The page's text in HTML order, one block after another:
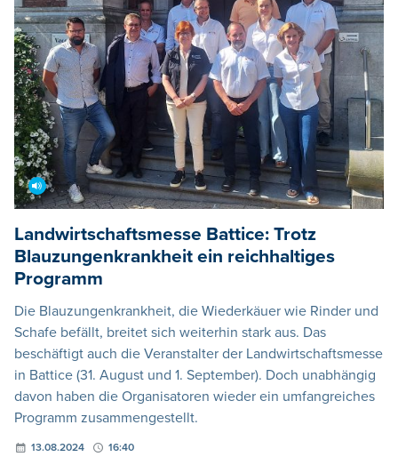
Landwirtschaftsmesse Battice: Trotz
Blauzungenkrankheit ein reichhaltiges
Programm
Die Blauzungenkrankheit, die Wiederkäuer wie Rinder und
Schafe befällt, breitet sich weiterhin stark aus. Das
beschäftigt auch die Veranstalter der Landwirtschaftsmesse
in Battice (31. August und 1. September). Doch unabhängig
davon haben die Organisatoren wieder ein umfangreiches
Programm zusammengestellt.
13.08.2024 16:40